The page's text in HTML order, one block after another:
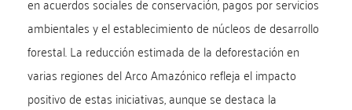
en acuerdos sociales de conservación, pagos por servicios
ambientales y el establecimiento de núcleos de desarrollo
forestal. La reducción estimada de la deforestación en
varias regiones del Arco Amazónico refleja el impacto
positivo de estas iniciativas, aunque se destaca la